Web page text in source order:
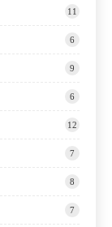
11
6
9
6
12
7
8
7